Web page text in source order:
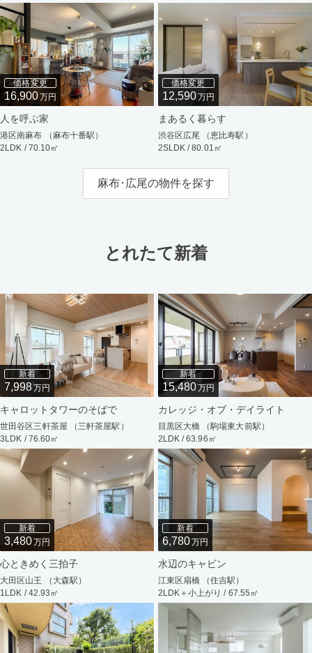
価格変更
16,900万円
人を呼ぶ家
港区南麻布 （麻布十番駅）
2LDK / 70.10㎡
価格変更
12,590万円
まあるく暮らす
渋谷区広尾 （恵比寿駅）
2SLDK / 80.01㎡
麻布･広尾の物件を探す
とれたて新着
新着
7,998万円
キャロットタワーのそばで
世田谷区三軒茶屋 （三軒茶屋駅）
3LDK / 76.60㎡
新着
15,480万円
カレッジ・オブ・デイライト
目黒区大橋 （駒場東大前駅）
2LDK / 63.96㎡
新着
3,480万円
心ときめく三拍子
大田区山王 （大森駅）
1LDK / 42.93㎡
新着
6,780万円
水辺のキャビン
江東区扇橋 （住吉駅）
2LDK＋小上がり / 67.55㎡